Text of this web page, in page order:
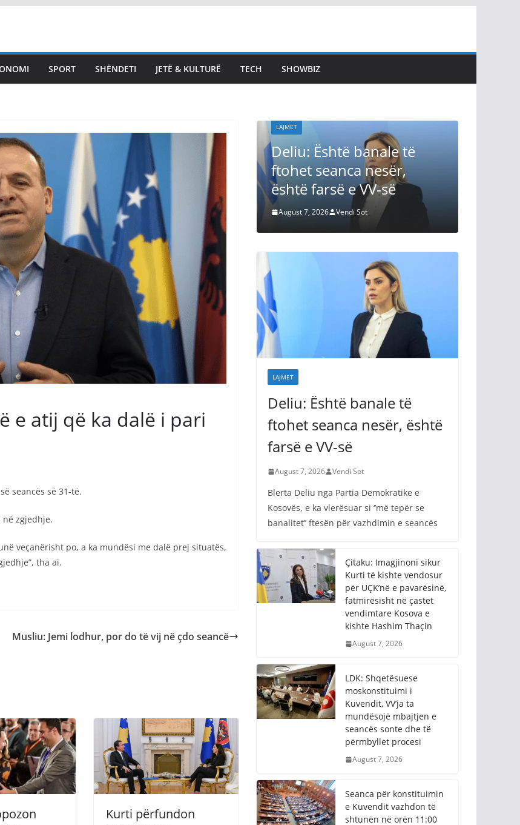
SPORT SHËNDETI JETË & KULTURË TECH SHOWBIZ
e atij që ka dalë i pari
seancës së 31-të.
zgjedhje.
veçanërisht po, a ka mundësi me dalë prej situatës,
tha ai.
Musliu: Jemi lodhur, por do të vij në çdo seancë
Kurti përfundon
për konstituimin
vazhdon të
në orën 11:00
7, 2026 Vendi Sot
Deliu: Është banale të
ftohet seanca nesër,
është farsë e VV-së
August 7, 2026 Vendi Sot
për UÇK’në e
fatmirësisht në
vendimtare
kishte Hashim
August 7, 2026
LAJMET
Deliu: Është banale të
ftohet seanca nesër, është
farsë e VV-së
August 7, 2026 Vendi Sot
Blerta Deliu nga Partia Demokratike e
Kosovës, e ka vlerësuar si ‘’më tepër se
banalitet’’ ftesën për vazhdimin e seancës
Çitaku: Imagjinoni sikur
Kurti të kishte vendosur
për UÇK’në e pavarësinë,
fatmirësisht në çastet
vendimtare Kosova e
kishte Hashim Thaçin
August 7, 2026
LDK: Shqetësuese
moskonstituimi i
Kuvendit, VV’ja ta
mundësojë mbajtjen e
seancës sonte dhe të
përmbyllet procesi
August 7, 2026
Seanca për konstituimin
e Kuvendit vazhdon të
shtunën në orën 11:00